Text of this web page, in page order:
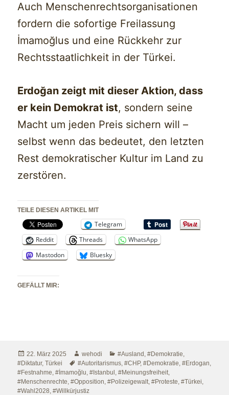
Auch Menschenrechtsorganisationen
fordern die sofortige Freilassung
İmamoğlus und eine Rückkehr zur
Rechtsstaatlichkeit in der Türkei.
Erdoğan zeigt mit dieser Aktion, dass
er kein Demokrat ist, sondern seine
Macht um jeden Preis sichern will –
selbst wenn das bedeutet, den letzten
Rest demokratischer Kultur im Land zu
zerstören.
TEILE DIESEN ARTIKEL MIT
Telegram
Reddit
Threads
WhatsApp
Mastodon
Bluesky
GEFÄLLT MIR:
Veröffentlicht
am
22. März 2025 Autor
wehodi Kategorien
#Ausland,#Demokratie,
#Diktatur,Türkei Schlagwörter
#Autoritarismus,#CHP,#Demokratie,#Erdogan,
#Festnahme,#İmamoğlu,#Istanbul,#Meinungsfreiheit,
#Menschenrechte,#Opposition,#Polizeigewalt,#Proteste,#Türkei,
#Wahl2028,#Willkürjustiz